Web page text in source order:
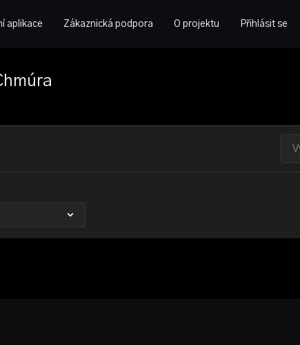
aplikace Zákaznická podpora O projektu Přihlásit se